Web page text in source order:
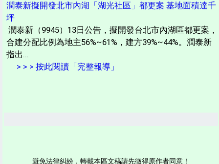
潤泰新擬開發北市內湖「湖光社區」都更案 基地面積達千
坪
潤泰新（9945）13日公告，擬開發台北市內湖區都更案，
合建分配比例為地主56%~61%，建方39%~44%。潤泰新
指出...
> > > 按此閱讀「完整報導」
避免法律糾紛，轉載本區文稿請先徵得原作者同意！